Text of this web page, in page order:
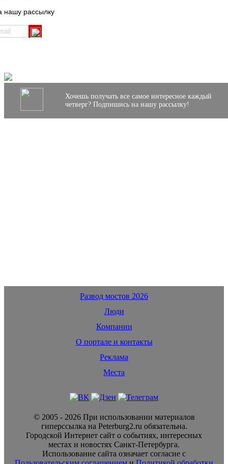
нашу рассылку
Хочешь получать все самое интересное каждый
четверг? Подпишись на нашу рассылку!
Развод мостов 2026
Люди
Компании
О портале и контакты
Реклама
Места
© 2005 - 2026 При использовании материалов
гиперссылка на Peterburg2.ru обязательна.
Городской Интернет сайт о событиях, интересных
местах и новостях Санкт-Петербурга.
Использование сайта означает согласие с